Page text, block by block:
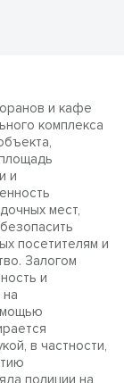
и кафе
комплекса
и
мест,
посетителям и
Залогом
и
в частности,
полиции на